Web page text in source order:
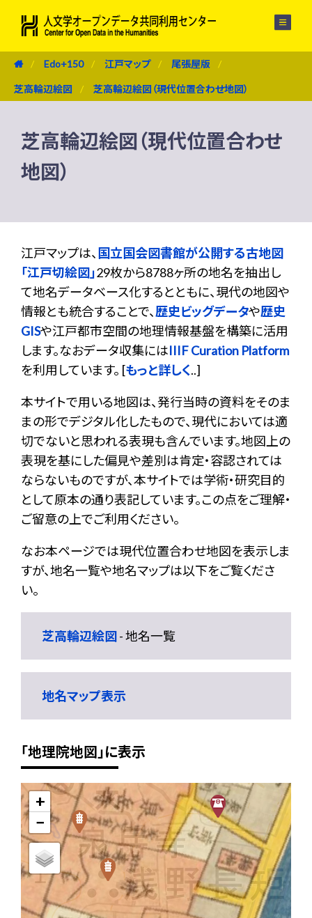
Edo+150 江戸マップ 尾張屋版
芝高輪辺絵図 芝高輪辺絵図（現代位置合わせ地図）
芝高輪辺絵図（現代位置合わせ
地図）
江戸マップは、 国立国会図書館が公開する古地図
「江戸切絵図」29枚から8788ヶ所の地名を抽出し
て地名データベース化するとともに、現代の地図や
情報とも統合することで、歴史ビッグデータや歴史
GISや江戸都市空間の地理情報基盤を構築に活用
します。なおデータ収集にはIIIF Curation Platform
を利用しています。 [もっと詳しく..]
本サイトで用いる地図は、発行当時の資料をそのま
まの形でデジタル化したもので、現代においては適
切でないと思われる表現も含んでいます。地図上の
表現を基にした偏見や差別は肯定・容認されては
ならないものですが、本サイトでは学術・研究目的
として原本の通り表記しています。この点をご理解・
ご留意の上でご利用ください。
なお本ページでは現代位置合わせ地図を表示しま
すが、地名一覧や地名マップは以下をご覧くださ
い。
芝高輪辺絵図- 地名一覧
地名マップ表示
「地理院地図」に表示
+
−